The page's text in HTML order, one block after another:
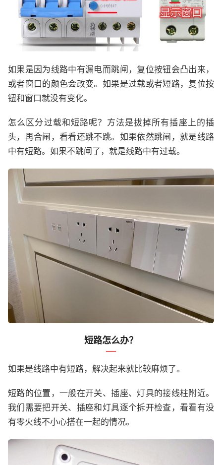
如果是因为线路中有漏电而跳闸，复位按钮会凸出来，
或者窗口的颜色会改变。如果是过载或者短路，复位按
钮和窗口就没有变化。
怎么区分过载和短路呢？方法是拔掉所有插座上的插
头，再合闸，看看还跳不跳。如果依然跳闸，就是线路
中有短路。如果不跳闸了，就是线路中有过载。
短路怎么办？
如果是线路中有短路，解决起来就比较麻烦了。
短路的位置，一般在开关、插座、灯具的接线柱附近。
我们需要把开关、插座和灯具逐个拆开检查，看看有没
有零火线不小心搭在一起的情况。